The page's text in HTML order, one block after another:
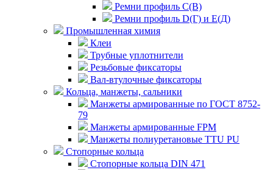
Ремни профиль С(В)
Ремни профиль D(Г) и E(Д)
Промышленная химия
Клеи
Трубные уплотнители
Резьбовые фиксаторы
Вал-втулочные фиксаторы
Кольца, манжеты, сальники
Манжеты армированные по ГОСТ 8752-
79
Манжеты армированные FPM
Манжеты полиуретановые TTU PU
Стопорные кольца
Стопорные кольца DIN 471